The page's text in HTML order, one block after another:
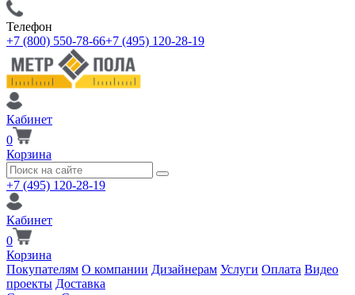
Телефон
+7 (800) 550-78-66+7 (495) 120-28-19
Кабинет
0
Корзина
+7 (495) 120-28-19
Кабинет
0
Корзина
Покупателям О компании Дизайнерам Услуги Оплата Видео
проекты Доставка